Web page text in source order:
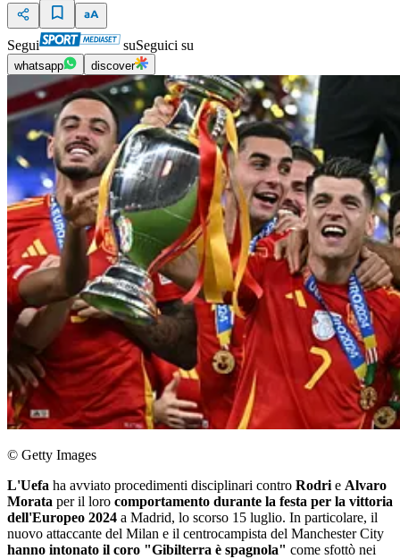
Segui suSeguici su
whatsapp discover
© Getty Images
L'Uefa ha avviato procedimenti disciplinari contro Rodri e Alvaro
Morata per il loro comportamento durante la festa per la vittoria
dell'Europeo 2024 a Madrid, lo scorso 15 luglio. In particolare, il
nuovo attaccante del Milan e il centrocampista del Manchester City
hanno intonato il coro "Gibilterra è spagnola" come sfottò nei